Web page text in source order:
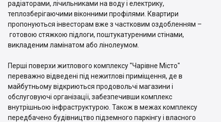
радіаторами, лічильниками на воду і електрику,
теплозберігаючими віконними профілями. Квартири
пропонуються інвесторам вже з частковим оздобленням –
готовою стяжкою підлоги, поштукатуреними стінами,
викладеним ламінатом або лінолеумом.
Перші поверхи житлового комплексу "Чарівне Місто"
переважно відведені під нежитлові приміщення, де в
майбутньому відкриються продовольчі магазини і
обслуговуючі організації, забезпечивши комплекс
внутрішньою інфраструктурою. Також в межах комплексу
передбачено будівництво підземного паркінгу і власного